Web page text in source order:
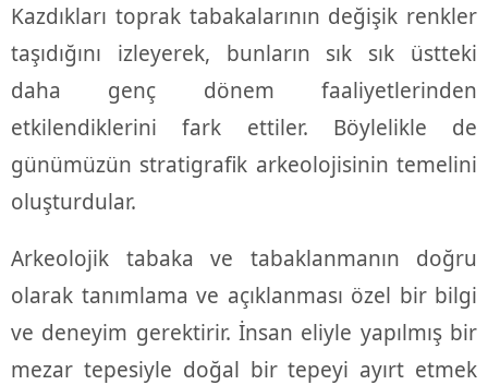
Kazdıkları toprak tabakalarının değişik renkler
taşıdığını izleyerek, bunların sık sık üstteki
daha genç dönem faaliyetlerinden
etkilendiklerini fark ettiler. Böylelikle de
günümüzün stratigrafik arkeolojisinin temelini
oluşturdular.
Arkeolojik tabaka ve tabaklanmanın doğru
olarak tanımlama ve açıklanması özel bir bilgi
ve deneyim gerektirir. İnsan eliyle yapılmış bir
mezar tepesiyle doğal bir tepeyi ayırt etmek